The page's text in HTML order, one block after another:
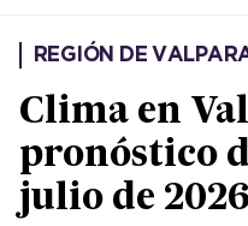
REGIÓN DE
Clima en
pronóstico
julio de 2026